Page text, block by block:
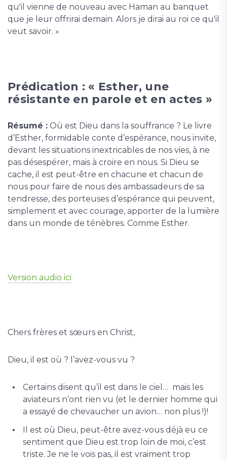
qu'il vienne de nouveau avec Haman au banquet
que je leur offrirai demain. Alors je dirai au roi ce qu'il
veut savoir. »
Prédication : « Esther, une
résistante en parole et en actes »
Résumé : Où est Dieu dans la souffrance ? Le livre
d’Esther, formidable conte d’espérance, nous invite,
devant les situations inextricables de nos vies, à ne
pas désespérer, mais à croire en nous. Si Dieu se
cache, il est peut-être en chacune et chacun de
nous pour faire de nous des ambassadeurs de sa
tendresse, des porteuses d’espérance qui peuvent,
simplement et avec courage, apporter de la lumière
dans un monde de ténèbres. Comme Esther.
Version audio ici
Chers frères et sœurs en Christ,
Dieu, il est où ? l’avez-vous vu ?
Certains disent qu’il est dans le ciel… mais les
aviateurs n’ont rien vu (et le dernier homme qui
a essayé de chevaucher un avion… non plus !)!
Il est où Dieu, peut-être avez-vous déjà eu ce
sentiment que Dieu est trop loin de moi, c’est
triste. Je ne le vois pas, il est vraiment trop